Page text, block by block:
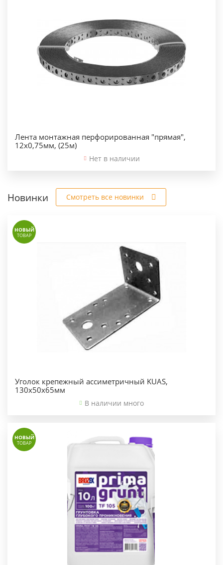
Лента монтажная перфорированная "прямая",
12х0,75мм, (25м)
Нет в наличии
Новинки Смотреть все новинки
НОВЫЙ
ТОВАР
Уголок крепежный ассиметричный KUAS,
130х50х65мм
В наличии много
НОВЫЙ
ТОВАР